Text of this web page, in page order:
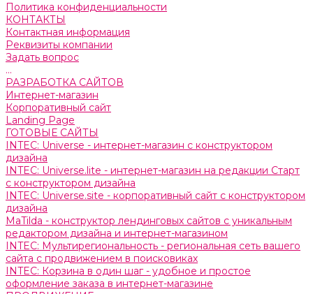
Политика конфиденциальности
КОНТАКТЫ
Контактная информация
Реквизиты компании
Задать вопрос
...
РАЗРАБОТКА САЙТОВ
Интернет-магазин
Корпоративный сайт
Landing Page
ГОТОВЫЕ САЙТЫ
INTEC: Universe - интернет-магазин с конструктором
дизайна
INTEC: Universe.lite - интернет-магазин на редакции Старт
с конструктором дизайна
INTEC: Universe.site - корпоративный сайт с конструктором
дизайна
MaTilda - конструктор лендинговых сайтов с уникальным
редактором дизайна и интернет-магазином
INTEC: Мультирегиональность - региональная сеть вашего
сайта с продвижением в поисковиках
INTEC: Корзина в один шаг - удобное и простое
оформление заказа в интернет-магазине